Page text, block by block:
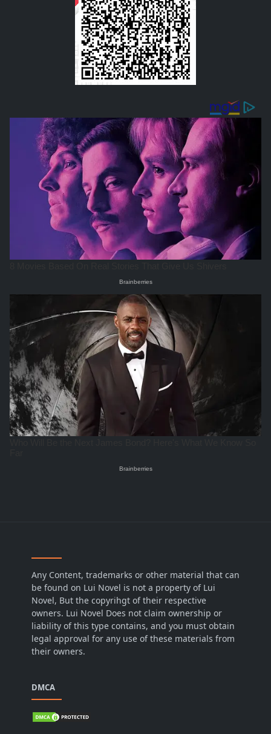
Any Content, trademarks or other material that can
be found on Lui Novel is not a property of Lui
Novel, But the copyrihgt of their respective
owners. Lui Novel Does not claim ownership or
liability of this type contains, and you must obtain
legal approval for any use of these materials from
their owners.
DMCA